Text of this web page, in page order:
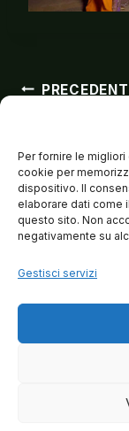
Per fornire le
cookie per
dispositivo. Il
elaborare dati come
questo sito. Non
negativamente su
Gestisci servizi
Capodanno
Swing!